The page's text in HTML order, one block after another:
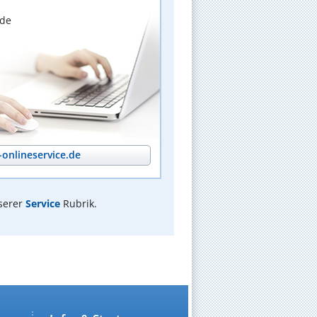
ServiceRubrik.